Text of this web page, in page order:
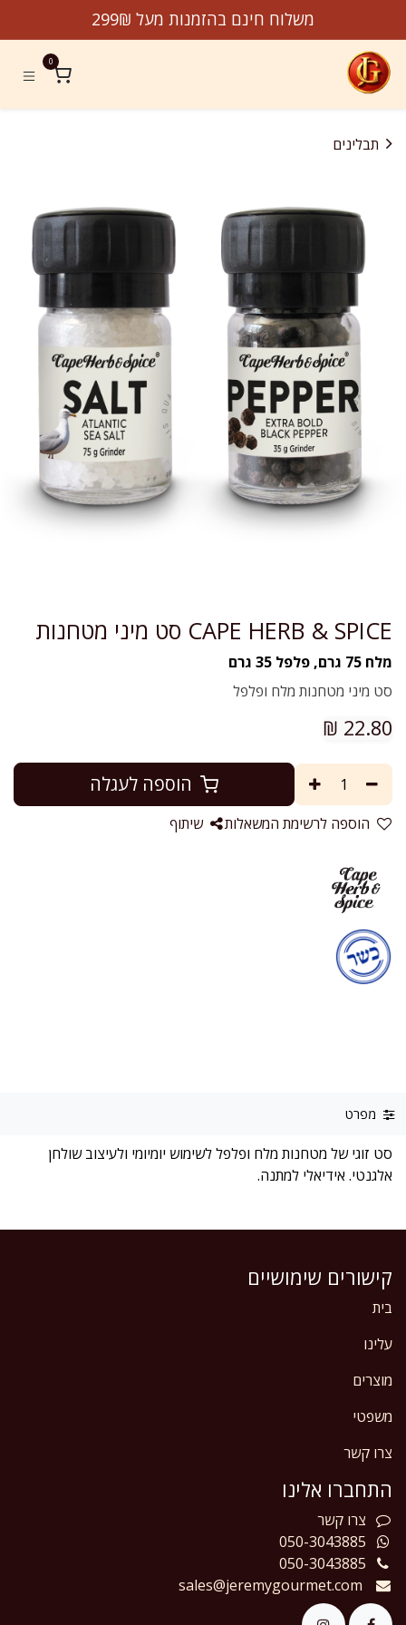
משלוח חינם בהזמנות מעל 299₪
0
תבלינים
CAPE HERB & SPICE סט מיני מטחנות
מלח 75 גרם, פלפל 35 גרם
סט מיני מטחנות מלח ופלפל
22.80
₪
הוספה לעגלה
הוספה לרשימת המשאלות שיתוף
מפרט
סט זוגי של מטחנות מלח ופלפל לשימוש יומיומי ולעיצוב שולחן
אלגנטי. אידיאלי למתנה.
קישורים שימושיים
בית
עלינו
מוצרים
משפטי
צרו קשר
התחברו אלינו
צרו קשר
050-3043885
050-3043885
sales@jeremygourmet.com